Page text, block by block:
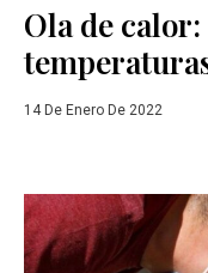
Ola de calor:
14 De Enero De 2022